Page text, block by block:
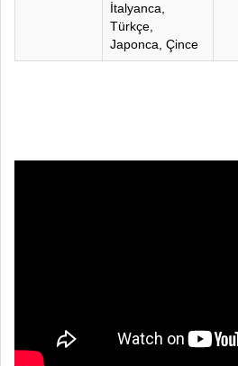
İtalyanca,
Türkçe,
Japonca, Çince